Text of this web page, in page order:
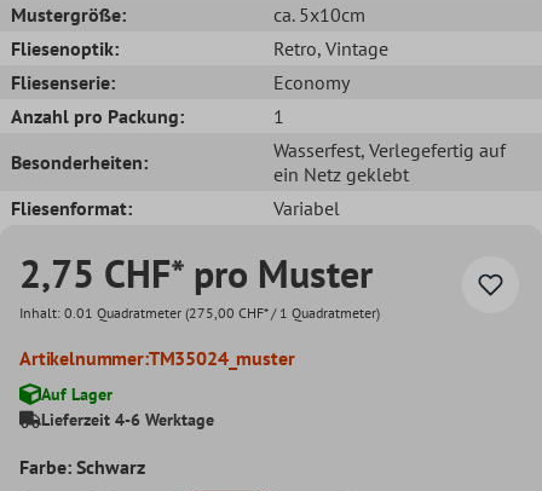
Mustergröße:
ca. 5x10cm
Fliesenoptik:
Retro, Vintage
Fliesenserie:
Economy
Anzahl pro Packung:
1
Besonderheiten:
Wasserfest, Verlegefertig auf
ein Netz geklebt
Fliesenformat:
Variabel
2,75 CHF* pro Muster
Inhalt: 0.01 Quadratmeter (275,00 CHF* / 1 Quadratmeter)
Artikelnummer:TM35024_muster
Auf Lager
Lieferzeit 4-6 Werktage
Farbe: Schwarz